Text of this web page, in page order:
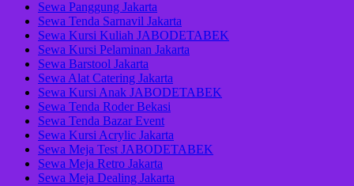
Sewa Panggung Jakarta
Sewa Tenda Sarnavil Jakarta
Sewa Kursi Kuliah JABODETABEK
Sewa Kursi Pelaminan Jakarta
Sewa Barstool Jakarta
Sewa Alat Catering Jakarta
Sewa Kursi Anak JABODETABEK
Sewa Tenda Roder Bekasi
Sewa Tenda Bazar Event
Sewa Kursi Acrylic Jakarta
Sewa Meja Test JABODETABEK
Sewa Meja Retro Jakarta
Sewa Meja Dealing Jakarta